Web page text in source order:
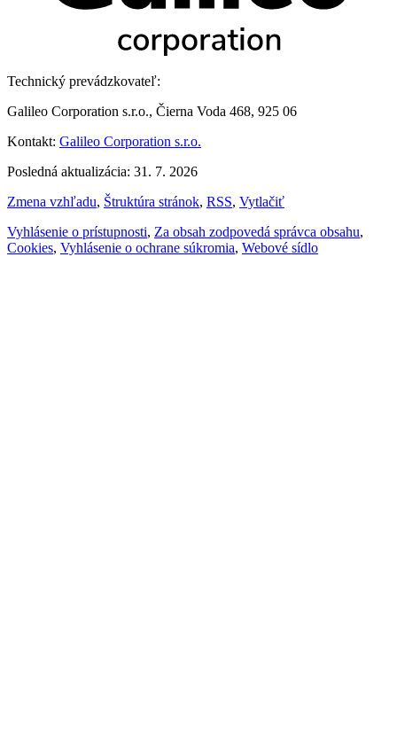
Technický prevádzkovateľ:
Galileo Corporation s.r.o., Čierna Voda 468, 925 06
Kontakt: Galileo Corporation s.r.o.
Posledná aktualizácia: 31. 7. 2026
Zmena vzhľadu, Štruktúra stránok, RSS, Vytlačiť
Vyhlásenie o prístupnosti, Za obsah zodpovedá správca obsahu,
Cookies, Vyhlásenie o ochrane súkromia, Webové sídlo